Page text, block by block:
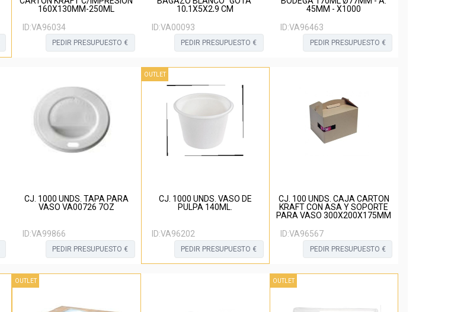
160X130MM-250ML
ID:VA96034
PEDIR PRESUPUESTO €
10,1X5X2,9 CM
ID:VA00093
PEDIR PRESUPUESTO €
45MM - X1000
ID:VA96463
PEDIR PRESUPUESTO €
CJ. 1000 UNDS. TAPA PARA
VASO VA00726 7OZ
ID:VA99866
PEDIR PRESUPUESTO €
OUTLET
CJ. 1000 UNDS. VASO DE
PULPA 140ML.
ID:VA96202
PEDIR PRESUPUESTO €
CJ. 100 UNDS. CAJA CARTON
KRAFT CON ASA Y SOPORTE
PARA VASO 300X200X175MM
ID:VA96567
PEDIR PRESUPUESTO €
OUTLET OUTLET